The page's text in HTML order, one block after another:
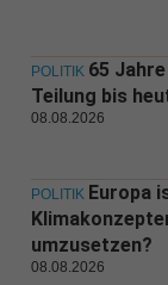
POLITIK 65
Teilung bis
08.08.2026
POLITIK Europa
umzusetzen?
08.08.2026